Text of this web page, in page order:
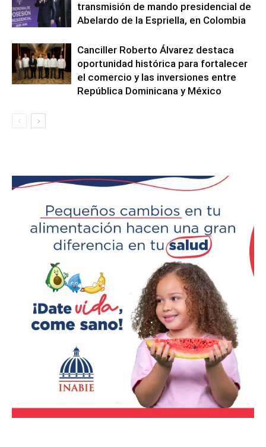
transmisión de mando presidencial de
Abelardo de la Espriella, en Colombia
Canciller Roberto Álvarez destaca
oportunidad histórica para fortalecer
el comercio y las inversiones entre
República Dominicana y México